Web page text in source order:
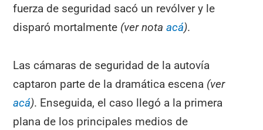
fuerza de seguridad sacó un revólver y le
disparó mortalmente (ver notaacá).
Las cámaras de seguridad de la autovía
captaron parte de la dramática escena (ver
acá). Enseguida, el caso llegó a la primera
plana de los principales medios de